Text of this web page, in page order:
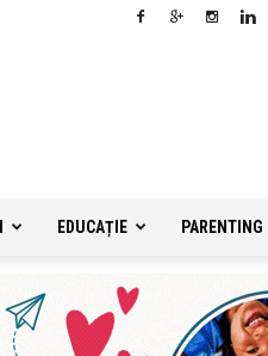
EDUCAȚIE PARENTING